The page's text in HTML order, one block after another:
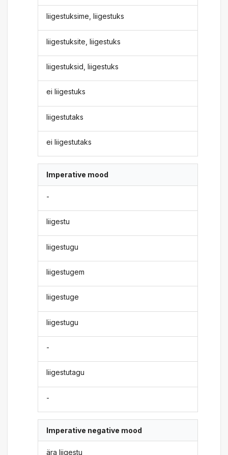
liigestuksime, liigestuks
liigestuksite, liigestuks
liigestuksid, liigestuks
ei liigestuks
liigestutaks
ei liigestutaks
Imperative mood
-
liigestu
liigestugu
liigestugem
liigestuge
liigestugu
-
liigestutagu
-
Imperative negative mood
ära liigestu